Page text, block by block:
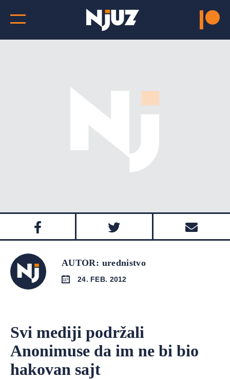
AUTOR: urednistvo
24. FEB. 2012
Svi mediji podržali
Anonimuse da im ne bi bio
hakovan sajt